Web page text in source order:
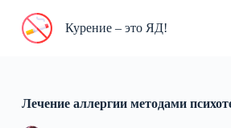
П
Курение – это ЯД!
Лечение аллергии методами